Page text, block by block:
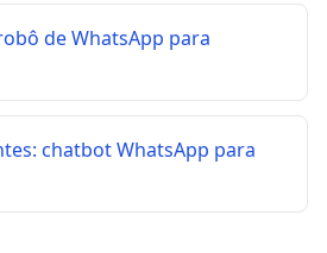
de WhatsApp para
chatbot WhatsApp para